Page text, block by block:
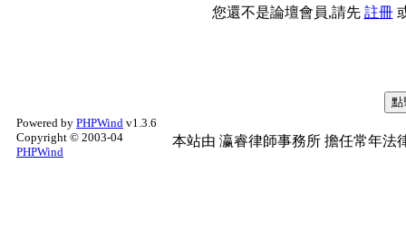
您還不是論壇會員,請先 註冊
Powered by PHPWind v1.3.6
Copyright © 2003-04
PHPWind
本站由 瀛睿律師事務所 擔任常年法